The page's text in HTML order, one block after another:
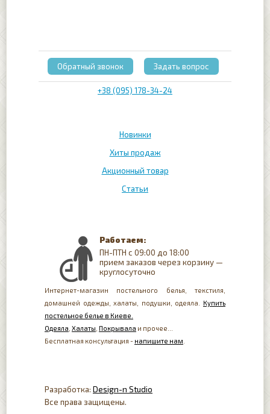
Новинки
Хиты продаж
Акционный товар
Статьи
+38 (095) 178-34-24
Обратный звонок Задать вопрос
Работаем:
ПН-ПТН с 09:00 до 18:00
прием заказов через корзину —
круглосуточно
Интернет-магазин постельного белья, текстиля,
домашней одежды, халаты, подушки, одеяла. Купить
постельное белье в Киеве.
Одеяла Халаты Покрывала и прочее...
Бесплатная консультация - напишите нам
Разработка: Design-n Studio
Все права защищены.